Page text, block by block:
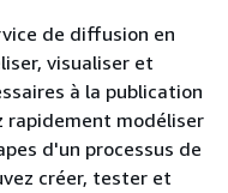
de diffusion en
visualiser et
à la publication
rapidement modéliser
d'un processus de
créer, tester et